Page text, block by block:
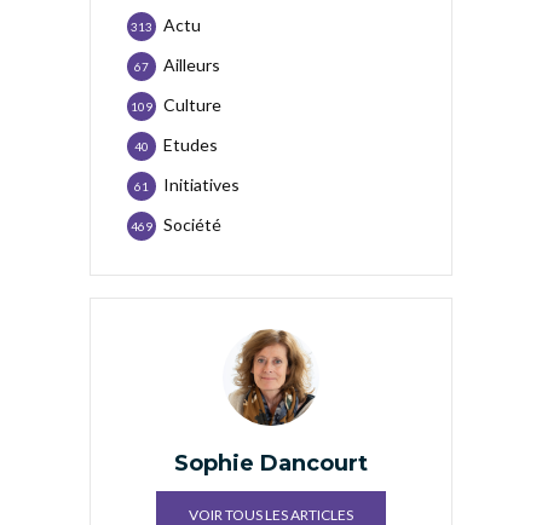
Actu
313
Ailleurs
67
Culture
109
Etudes
40
Initiatives
61
Société
469
Sophie Dancourt
VOIR TOUS LES ARTICLES